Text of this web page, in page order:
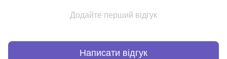
Додайте перший відгук
Написати відгук